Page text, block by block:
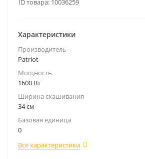
ID товара: 10036259
Характеристики
Производитель
Patriot
Мощность
1600 Вт
Ширина скашивания
34 см
Базовая единица
0
Все характеристики